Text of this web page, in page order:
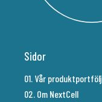
Sidor
01. Vår produktportfölj
02. Om NextCell